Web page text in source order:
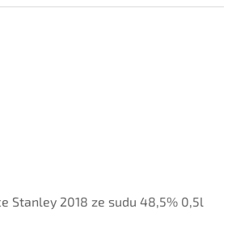
Stanley 2018 ze sudu 48,5% 0,5l